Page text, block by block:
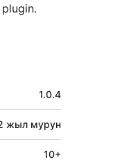
1.0.4
жыл мурун
10+